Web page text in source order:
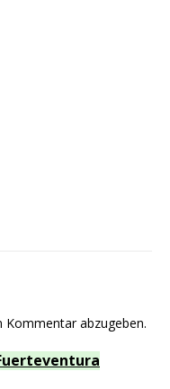
Kommentar abzugeben.